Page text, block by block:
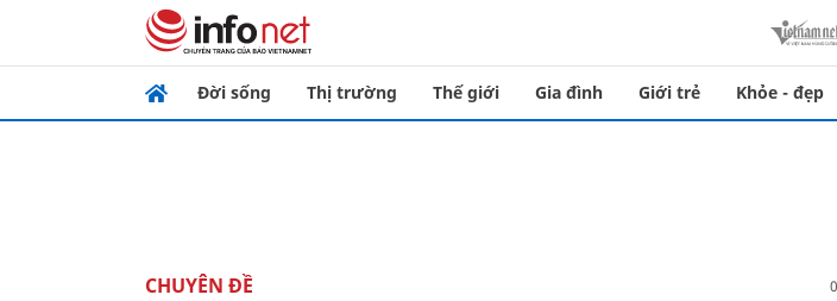
Đời sống Thị trường Thế giới Gia đình Giới trẻ Khỏe - đẹp
CHUYÊN ĐỀ